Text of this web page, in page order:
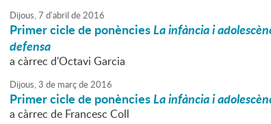
Dijous,7 d'abril de2016
Primer cicle de ponènciesLa infància i
defensa
a càrrec d'Octavi Garcia
Dijous,3 de marçde2016
Primer cicle de ponènciesLa infància i
a càrrec de Francesc Coll